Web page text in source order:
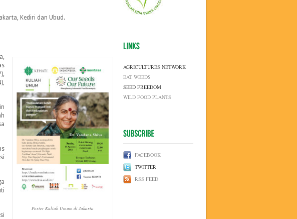
Kediri dan Ubud.
Poster Kuliah Umum di Jakarta
AGRICULTURES NETWORK
EAT WEEDS
SEED FREEDOM
WILD FOOD PLANTS
FACEBOOK
TWITTER
RSS FEED